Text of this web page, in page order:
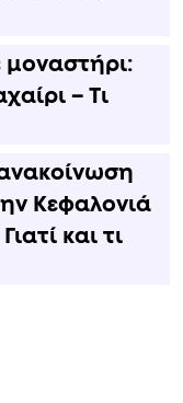
μοναστήρι:
– Τι
Κεφαλονιά
και τι